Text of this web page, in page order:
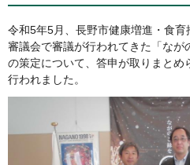
令和5年5月、長野市健康増進・食
審議会で審議が行われてきた「なが
の策定について、答申が取りまと
行われました。